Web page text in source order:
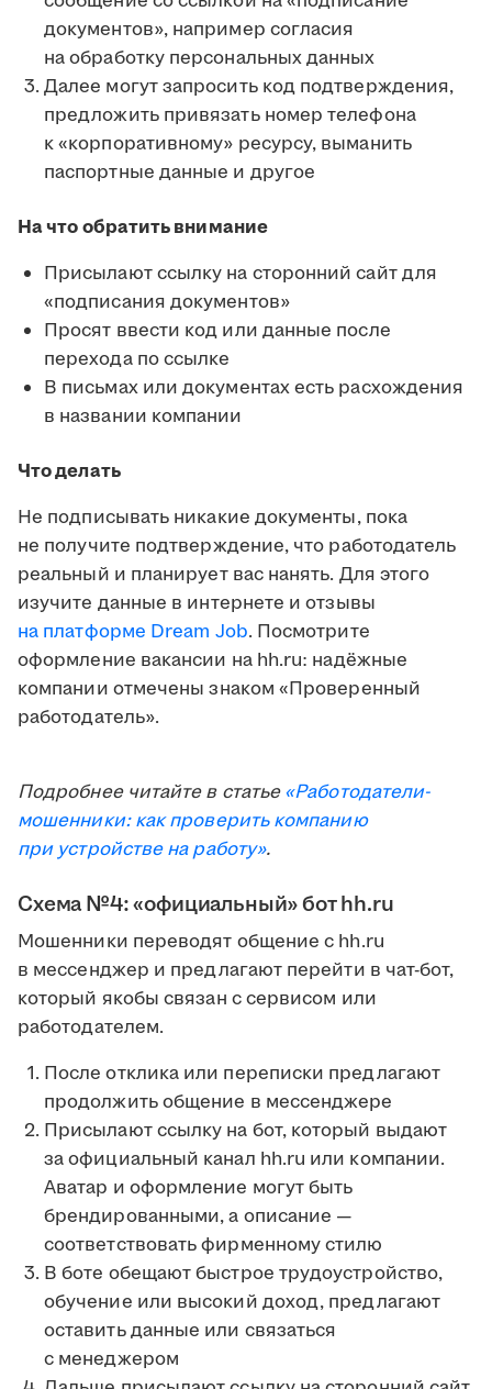
документов», например согласия
на обработку персональных данных
Далее могут запросить код подтверждения,
предложить привязать номер телефона
к «корпоративному» ресурсу, выманить
паспортные данные и другое
На что обратить внимание
Присылают ссылку на сторонний сайт для
«подписания документов»
Просят ввести код или данные после
перехода по ссылке
В письмах или документах есть расхождения
в названии компании
Что делать
Не подписывать никакие документы, пока
не получите подтверждение, что работодатель
реальный и планирует вас нанять. Для этого
изучите данные в интернете и отзывы
на платформе Dream Job. Посмотрите
оформление вакансии на hh.ru: надёжные
компании отмечены знаком «Проверенный
работодатель».
Подробнее читайте в статье«Работодатели-
мошенники: как проверить компанию
при устройстве на работу».
Схема №4: «официальный» бот hh.ru
Мошенники переводят общение с hh.ru
в мессенджер и предлагают перейти в чат-бот,
который якобы связан с сервисом или
работодателем.
После отклика или переписки предлагают
продолжить общение в мессенджере
Присылают ссылку на бот, который выдают
за официальный канал hh.ru или компании.
Аватар и оформление могут быть
брендированными, а описание —
соответствовать фирменному стилю
В боте обещают быстрое трудоустройство,
обучение или высокий доход, предлагают
оставить данные или связаться
с менеджером